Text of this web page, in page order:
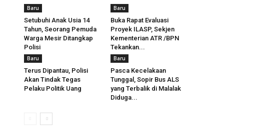
Baru
Setubuhi Anak Usia 14
Tahun, Seorang Pemuda
Warga Mesir Ditangkap
Polisi
Baru
Buka Rapat Evaluasi
Proyek ILASP, Sekjen
Kementerian ATR /BPN
Tekankan...
Baru
Terus Dipantau, Polisi
Akan Tindak Tegas
Pelaku Politik Uang
Baru
Pasca Kecelakaan
Tunggal, Sopir Bus ALS
yang Terbalik di Malalak
Diduga...